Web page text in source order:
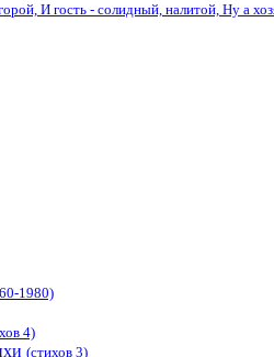
И гость - солидный, налитой, Ну а
1980)
4)
(стихов 3)